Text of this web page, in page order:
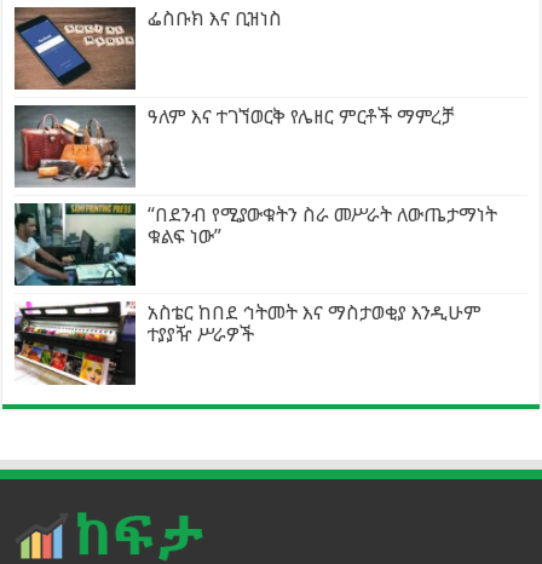
ፌስቡክ እና ቢዝነስ
ዓለም እና ተገኘወርቅ የሌዘር ምርቶች ማምረቻ
“በደንብ የሚያውቁትን ስራ መሥራት ለውጤታማነት
ቁልፍ ነው”
አስቴር ከበደ ኅትመት እና ማስታወቂያ እንዲሁም
ተያያዥ ሥራዎች